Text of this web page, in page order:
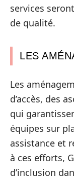
services
de qualité.
LES
Les
d’accès, des
qui
équipes sur
assistance et
à ces efforts,
d’inclusion